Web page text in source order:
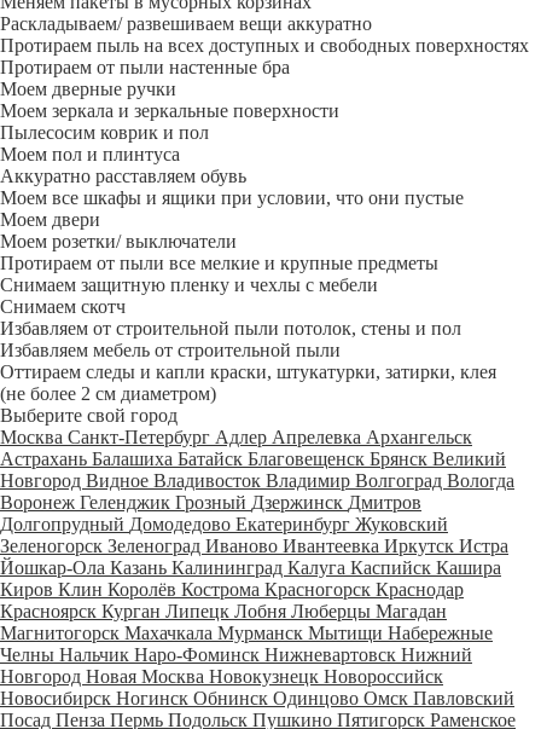
Раскладываем/ развешиваем вещи аккуратно
Протираем пыль на всех доступных и свободных поверхностях
Протираем от пыли настенные бра
Моем дверные ручки
Моем зеркала и зеркальные поверхности
Пылесосим коврик и пол
Моем пол и плинтуса
Аккуратно расставляем обувь
Моем все шкафы и ящики при условии, что они пустые
Моем двери
Моем розетки/ выключатели
Протираем от пыли все мелкие и крупные предметы
Снимаем защитную пленку и чехлы с мебели
Снимаем скотч
Избавляем от строительной пыли потолок, стены и пол
Избавляем мебель от строительной пыли
Оттираем следы и капли краски, штукатурки, затирки, клея
(не более 2 см диаметром)
Выберите свой город
Москва Санкт-Петербург Адлер Апрелевка Архангельск
Астрахань Балашиха Батайск Благовещенск Брянск Великий
Новгород Видное Владивосток Владимир Волгоград Вологда
Воронеж Геленджик Грозный Дзержинск Дмитров
Долгопрудный Домодедово Екатеринбург Жуковский
Зеленогорск Зеленоград Иваново Ивантеевка Иркутск Истра
Йошкар-Ола Казань Калининград Калуга Каспийск Кашира
Киров Клин Королёв Кострома Красногорск Краснодар
Красноярск Курган Липецк Лобня Люберцы Магадан
Магнитогорск Махачкала Мурманск Мытищи Набережные
Челны Нальчик Наро-Фоминск Нижневартовск Нижний
Новгород Новая Москва Новокузнецк Новороссийск
Новосибирск Ногинск Обнинск Одинцово Омск Павловский
Посад Пенза Пермь Подольск Пушкино Пятигорск Раменское